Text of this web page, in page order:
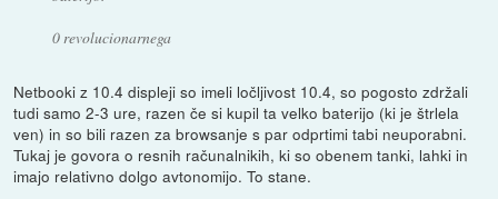
0 revolucionarnega
Netbooki z 10.4 displeji so imeli ločljivost 10.4, so pogosto zdržali
tudi samo 2-3 ure, razen če si kupil ta velko baterijo (ki je štrlela
ven) in so bili razen za browsanje s par odprtimi tabi neuporabni.
Tukaj je govora o resnih računalnikih, ki so obenem tanki, lahki in
imajo relativno dolgo avtonomijo. To stane.